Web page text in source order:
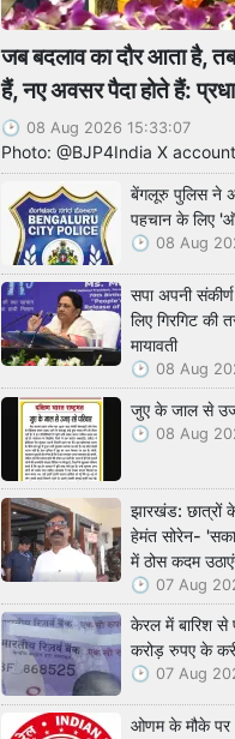
जब बदलाव का दौर आता है,
हैं, नए अवसर पैदा होते हैं:
08 Aug 2026 15:33:07
Photo: @BJP4India X account
बेंगलूरु पुलिस ने
पहचान के लिए
08 Aug
सपा अपनी संकीर्ण
लिए गिरगिट की
मायावती
08 Aug
जुए के जाल से
08 Aug
झारखंड: छात्रों
हेमंत सोरेन-
में ठोस कदम
07 Aug
केरल में बारिश
करोड़ रुपए के
07 Aug
ओणम के मौके पर